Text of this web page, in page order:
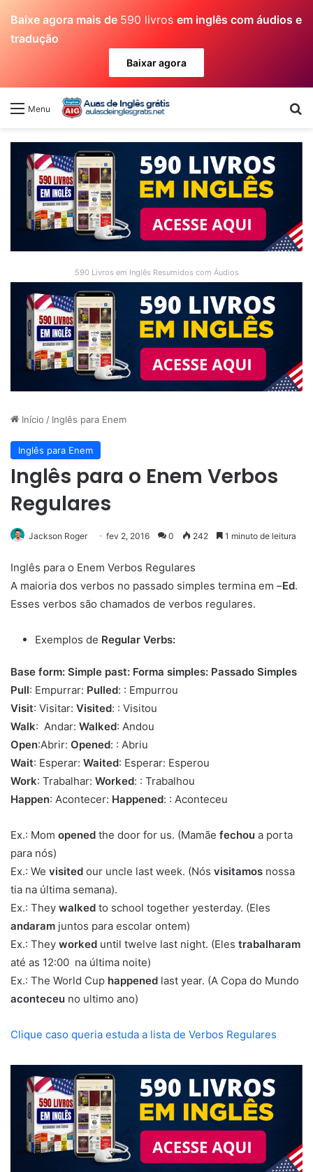
Baixe agora mais de 590 livros em inglês com áudios e
tradução
Baixar agora
Menu
590 Livros em Inglês Resumidos com Áudios
Início / Inglês para Enem
Inglês para Enem
Inglês para o Enem Verbos
Regulares
Jackson Roger fev 2, 2016 0 242 1 minuto de leitura
Inglês para o Enem Verbos Regulares
A maioria dos verbos no passado simples termina em –Ed.
Esses verbos são chamados de verbos regulares.
Exemplos de Regular Verbs:
Base form: Simple past: Forma simples: Passado Simples
Pull: Empurrar: Pulled: : Empurrou
Visit: Visitar: Visited: : Visitou
Walk: Andar: Walked: Andou
Open:Abrir: Opened: : Abriu
Wait: Esperar: Waited: Esperar: Esperou
Work: Trabalhar: Worked: : Trabalhou
Happen: Acontecer: Happened: : Aconteceu
Ex.: Mom opened the door for us. (Mamãe fechou a porta
para nós)
Ex.: We visited our uncle last week. (Nós visitamos nossa
tia na última semana).
Ex.: They walked to school together yesterday. (Eles
andaram juntos para escolar ontem)
Ex.: They worked until twelve last night. (Eles trabalharam
até as 12:00 na última noite)
Ex.: The World Cup happened last year. (A Copa do Mundo
aconteceu no ultimo ano)
Clique caso queria estuda a lista de Verbos Regulares